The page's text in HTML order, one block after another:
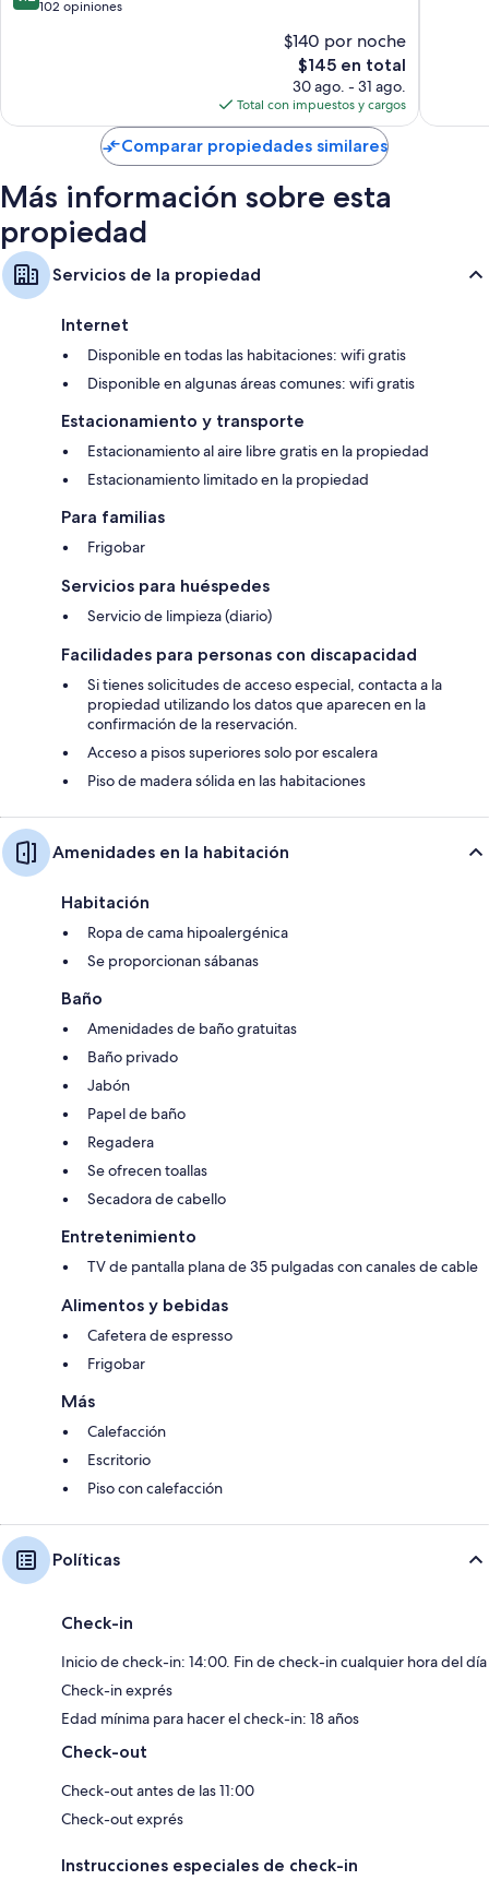
de 102 opiniones
$140 por noche
El
precio
actual
es
de
$145
$145 en total
30 ago. - 31 ago.
Total con impuestos y cargos
Comparar propiedades similares
Más información sobre esta
propiedad
Servicios de la propiedad
Internet
Disponible en todas las habitaciones: wifi gratis
Disponible en algunas áreas comunes: wifi gratis
Estacionamiento y transporte
Estacionamiento al aire libre gratis en la propiedad
Estacionamiento limitado en la propiedad
Para familias
Frigobar
Servicios para huéspedes
Servicio de limpieza (diario)
Facilidades para personas con discapacidad
Si tienes solicitudes de acceso especial, contacta a la
propiedad utilizando los datos que aparecen en la
confirmación de la reservación.
Acceso a pisos superiores solo por escalera
Piso de madera sólida en las habitaciones
Amenidades en la habitación
Habitación
Ropa de cama hipoalergénica
Se proporcionan sábanas
Baño
Amenidades de baño gratuitas
Baño privado
Jabón
Papel de baño
Regadera
Se ofrecen toallas
Secadora de cabello
Entretenimiento
TV de pantalla plana de 35 pulgadas con canales de cable
Alimentos y bebidas
Cafetera de espresso
Frigobar
Más
Calefacción
Escritorio
Piso con calefacción
Políticas
Check-in
Inicio de check-in: 14:00. Fin de check-in cualquier hora del día
Check-in exprés
Edad mínima para hacer el check-in: 18 años
Check-out
Check-out antes de las 11:00
Check-out exprés
Instrucciones especiales de check-in